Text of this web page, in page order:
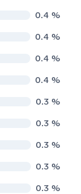
0.4 %
0.4 %
0.4 %
0.4 %
0.3 %
0.3 %
0.3 %
0.3 %
0.3 %